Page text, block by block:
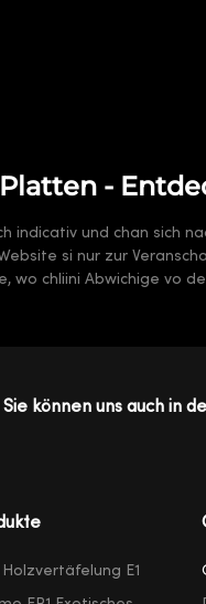
-
indicativ und chan sich
si nur zur
wo chliini Abwichige vo
Sie können uns auch in
E1